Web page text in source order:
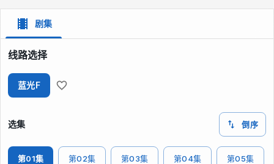
剧集
线路选择
蓝光F
选集 倒序
第01集 第02集 第03集 第04集 第05集